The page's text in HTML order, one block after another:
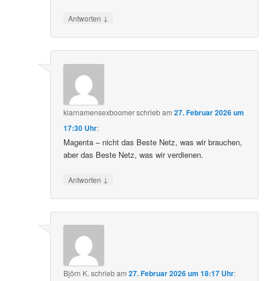
Antworten ↓
klarnamensexboomerschriebam27. Februar 2026 um
17:30 Uhr:
Magenta – nicht das Beste Netz, was wir brauchen,
aber das Beste Netz, was wir verdienen.
Antworten ↓
Björn K. schriebam27. Februar 2026 um 18:17 Uhr: